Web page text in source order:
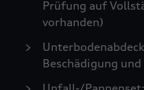
Prüfung auf
vorhanden)
Beschädigung